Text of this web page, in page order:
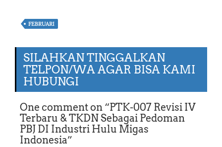
FEBRUARI
SILAHKAN TINGGALKAN
TELPON/WA AGAR BISA KAMI
HUBUNGI
One comment on “PTK-007 Revisi IV
Terbaru & TKDN Sebagai Pedoman
PBJ DI Industri Hulu Migas
Indonesia”